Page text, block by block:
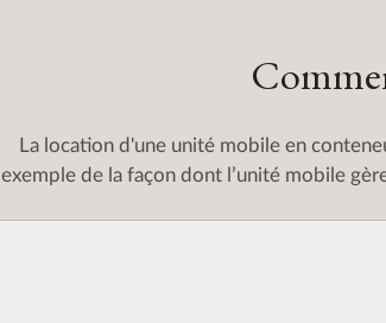
La location d'une unité mobile en
exemple de la façon dont l’unité mobile